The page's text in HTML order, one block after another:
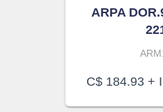
ARPA
C$ 184.93 +